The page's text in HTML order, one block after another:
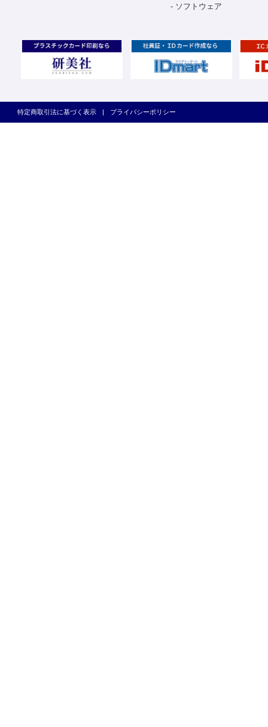
ソフトウェア
特定商取引法に基づく表示 プライバシーポリシー